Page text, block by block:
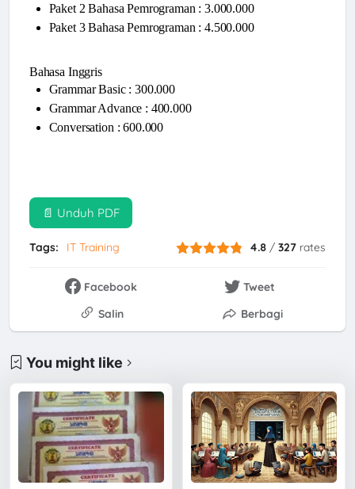
Paket 2 Bahasa Pemrograman : 3.000.000
Paket 3 Bahasa Pemrograman : 4.500.000
Bahasa Inggris
Grammar Basic : 300.000
Grammar Advance : 400.000
Conversation : 600.000
📄 Unduh PDF
Tags: IT Training 4.8 /327 rates
Facebook
Tweet
Salin
Berbagi
You might like